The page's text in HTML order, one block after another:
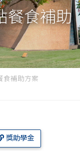
餐食補助
食補助方案
獎助學金